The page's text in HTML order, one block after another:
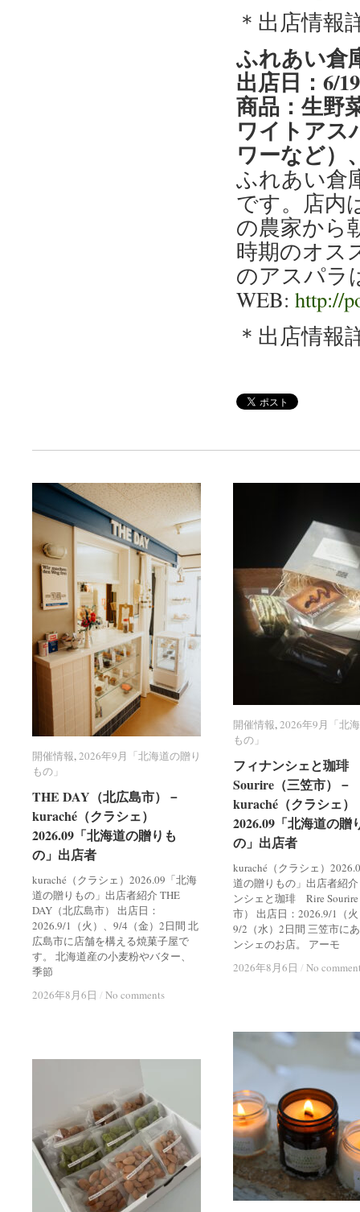
＊出店情報
ふれあい倉
出店日：6/
商品：生野
ワイトアス
ワーなど）
ふれあい倉
です。店内
の農家から
時期のオス
のアスパラ
WEB: http://
＊出店情報
開催情報,2026年9月「北海道の贈り
もの」
THE DAY（北広島市）－
kuraché（クラシェ）
2026.09「北海道の贈りも
の」出店者
kuraché（クラシェ）2026.09「北海
道の贈りもの」出店者紹介 THE
DAY（北広島市） 出店日：
2026.9/1（火）、9/4（金）2日間 北
広島市に店舗を構える焼菓子屋で
す。 北海道産の小麦粉やバター、
季節
2026年8月6日 / No comments
開催情報 2026年9月「北海道の贈り
もの」
THE DAY（北広島市）－
kuraché（クラシェ）
2026.09「北海道の贈りも
の」出店者
2026年8月6日 / No comments
開催情報,2026年9月「北
もの」
フィナンシェと珈
Sourire（三笠市）－
kuraché（クラシェ）
2026.09「北海道の贈
の」出店者
kuraché（クラシェ）
道の贈りもの」出店者紹
ンシェと珈琲 Rire
市） 出店日：2026.9/1（
9/2（水）2日間 三笠市に
ンシェのお店。 アーモ
2026年8月6日 / No
開催情報 2026年9月「北
もの」
フィナンシェと珈
Sourire（三笠市）－
kuraché（クラシェ）
2026.09「北海道の贈
の」出店者
2026年8月6日 / No